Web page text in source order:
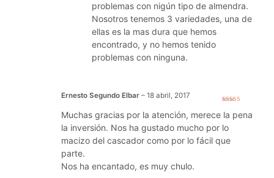
problemas con nigún tipo de almendra.
Nosotros tenemos 3 variedades, una de
ellas es la mas dura que hemos
encontrado, y no hemos tenido
problemas con ninguna.
5de 5
Ernesto Segundo Elbar – 18 abril, 2017
Muchas gracias por la atención, merece la pena
la inversión. Nos ha gustado mucho por lo
macizo del cascador como por lo fácil que
parte.
Nos ha encantado, es muy chulo.